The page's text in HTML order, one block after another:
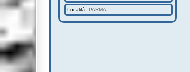
Località: PARMA